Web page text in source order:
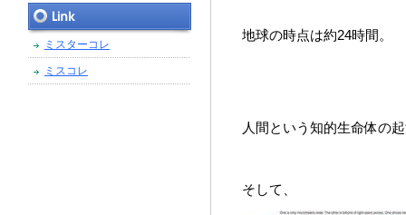
地球の時点は約24時間。
人間という知的生命体の
そして、
ミスターコレ
ミスコレ